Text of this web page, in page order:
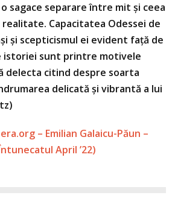
sagace separare între mit și ceea
Capacitatea Odessei de
și scepticismul ei evident față de
istoriei sunt printre motivele
delecta citind despre soarta
delicată și vibrantă a lui
– Emilian Galaicu-Păun –
April ’22)